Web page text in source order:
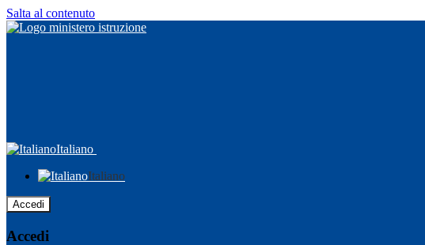
Salta al contenuto
Italiano
Italiano
Accedi
Accedi